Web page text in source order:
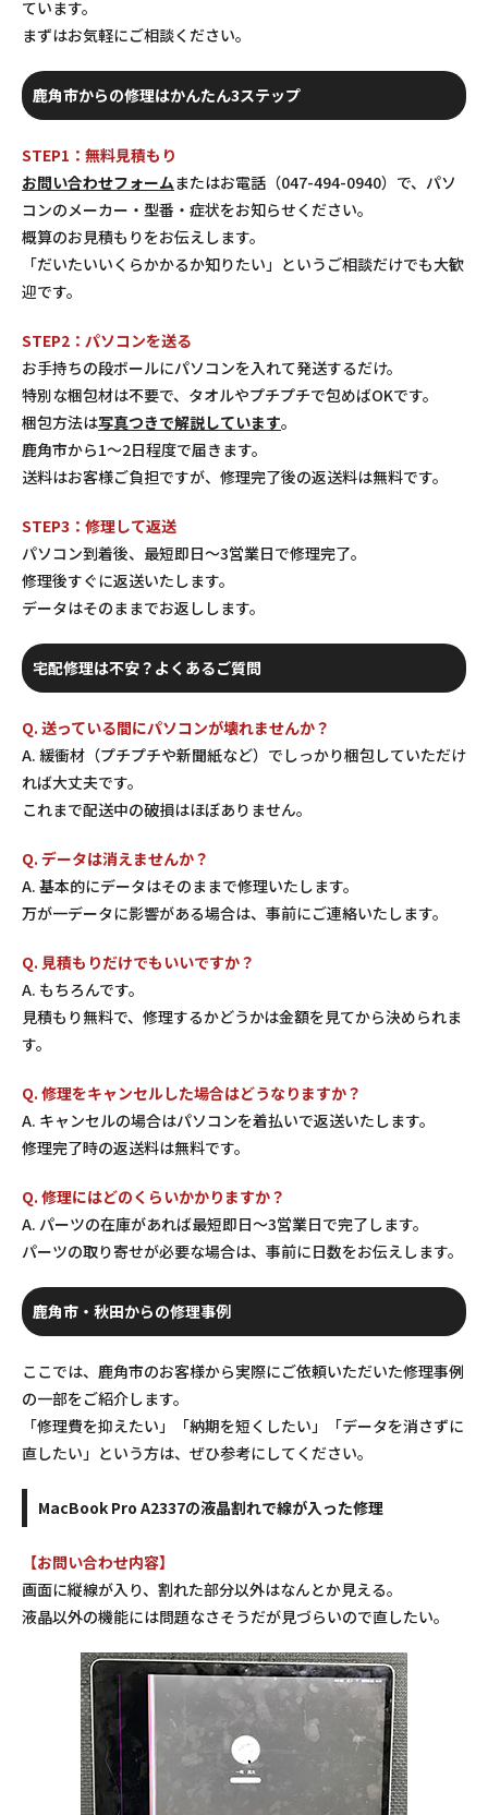
ています。
まずはお気軽にご相談ください。
鹿角市からの修理はかんたん3ステップ
STEP1：無料見積もり
お問い合わせフォームまたはお電話（047-494-0940）で、パソ
コンのメーカー・型番・症状をお知らせください。
概算のお見積もりをお伝えします。
「だいたいいくらかかるか知りたい」というご相談だけでも大歓
迎です。
STEP2：パソコンを送る
お手持ちの段ボールにパソコンを入れて発送するだけ。
特別な梱包材は不要で、タオルやプチプチで包めばOKです。
梱包方法は写真つきで解説しています。
鹿角市から1〜2日程度で届きます。
送料はお客様ご負担ですが、修理完了後の返送料は無料です。
STEP3：修理して返送
パソコン到着後、最短即日〜3営業日で修理完了。
修理後すぐに返送いたします。
データはそのままでお返しします。
宅配修理は不安？よくあるご質問
Q. 送っている間にパソコンが壊れませんか？
A. 緩衝材（プチプチや新聞紙など）でしっかり梱包していただけ
れば大丈夫です。
これまで配送中の破損はほぼありません。
Q. データは消えませんか？
A. 基本的にデータはそのままで修理いたします。
万が一データに影響がある場合は、事前にご連絡いたします。
Q. 見積もりだけでもいいですか？
A. もちろんです。
見積もり無料で、修理するかどうかは金額を見てから決められま
す。
Q. 修理をキャンセルした場合はどうなりますか？
A. キャンセルの場合はパソコンを着払いで返送いたします。
修理完了時の返送料は無料です。
Q. 修理にはどのくらいかかりますか？
A. パーツの在庫があれば最短即日〜3営業日で完了します。
パーツの取り寄せが必要な場合は、事前に日数をお伝えします。
鹿角市・秋田からの修理事例
ここでは、鹿角市のお客様から実際にご依頼いただいた修理事例
の一部をご紹介します。
「修理費を抑えたい」「納期を短くしたい」「データを消さずに
直したい」という方は、ぜひ参考にしてください。
MacBook Pro A2337の液晶割れで線が入った修理
【お問い合わせ内容】
画面に縦線が入り、割れた部分以外はなんとか見える。
液晶以外の機能には問題なさそうだが見づらいので直したい。